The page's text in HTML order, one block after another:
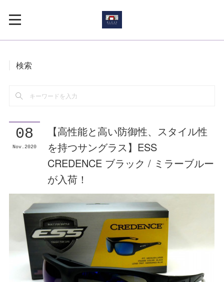
検索
08
Nov 2020
【高性能と高い防御性、スタイル性
を持つサングラス】ESS
CREDENCE ブラック / ミラーブルー
が入荷！